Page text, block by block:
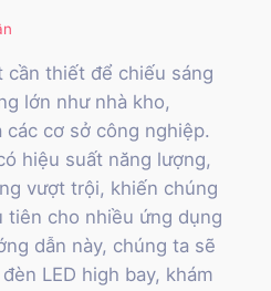
cần thiết để chiếu sáng
lớn như nhà kho,
cơ sở công nghiệp.
hiệu suất năng lượng,
vượt trội, khiến chúng
tiên cho nhiều ứng dụng
dẫn này, chúng ta sẽ
LED high bay, khám